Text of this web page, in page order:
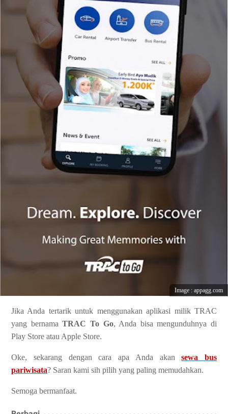
Image : appagg.com
Jika Anda tertarik untuk menggunakan aplikasi milik TRAC
yang bernamaTRAC To Go, Anda bisa mengunduhnya di
Play Store atau Apple Store.
Oke, sekarang dengan cara apa Anda akansewa bus
pariwisata? Saran kami sih pilih yang paling memudahkan.
Semoga bermanfaat.